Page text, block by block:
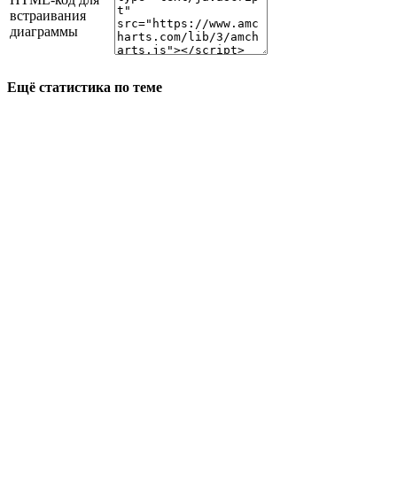
встраивания
диаграммы
Ещё статистика по теме